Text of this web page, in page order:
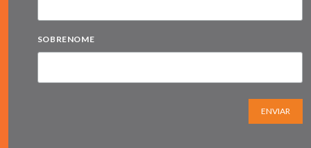
SOBRENOME
ENVIAR